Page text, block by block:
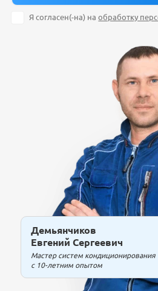
Я согласен(-на) наобработку
Демьянчиков
Евгений Сергеевич
Мастер систем кондиционирования
с 10-летним опытом